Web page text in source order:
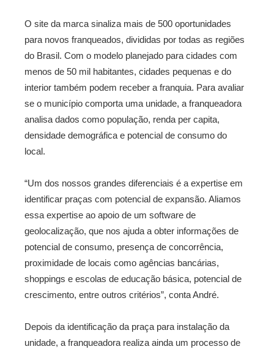
O site da marca sinaliza mais de 500 oportunidades
para novos franqueados, divididas por todas as regiões
do Brasil. Com o modelo planejado para cidades com
menos de 50 mil habitantes, cidades pequenas e do
interior também podem receber a franquia. Para avaliar
se o município comporta uma unidade, a franqueadora
analisa dados como população, renda per capita,
densidade demográfica e potencial de consumo do
local.
“Um dos nossos grandes diferenciais é a expertise em
identificar praças com potencial de expansão. Aliamos
essa expertise ao apoio de um software de
geolocalização, que nos ajuda a obter informações de
potencial de consumo, presença de concorrência,
proximidade de locais como agências bancárias,
shoppings e escolas de educação básica, potencial de
crescimento, entre outros critérios”, conta André.
Depois da identificação da praça para instalação da
unidade, a franqueadora realiza ainda um processo de